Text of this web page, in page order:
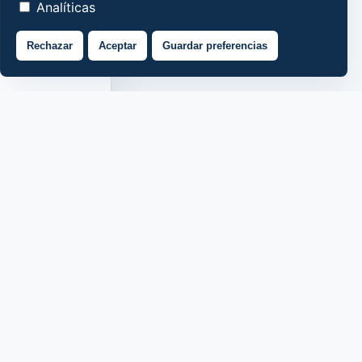
Analíticas
Rechazar Aceptar Guardar preferencias